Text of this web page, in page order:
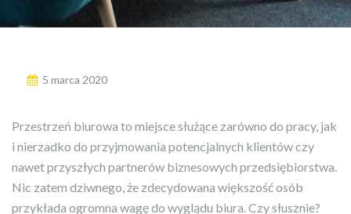
5 marca 2020
Przestrzeń biurowa to miejsce służące zarówno do pracy, jak
i nierzadko do przyjmowania potencjalnych klientów czy
nawet przyszłych partnerów biznesowych przedsiębiorstwa.
Nic zatem dziwnego, że zdecydowana większość osób
przykłada ogromna wagę do wyglądu biura. Czy słusznie?